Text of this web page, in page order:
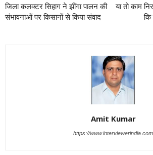
जिला कलक्टर सिहाग ने झींगा पालन की
संभावनाओं पर किसानों से किया संवाद
या तो काम
Amit Kumar
https://www.interviewerindia.com